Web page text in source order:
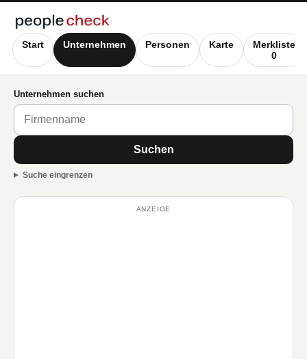
Start Unternehmen Personen Karte
Merkliste
0
Unternehmen suchen
Suchen
Suche eingrenzen
ANZEIGE